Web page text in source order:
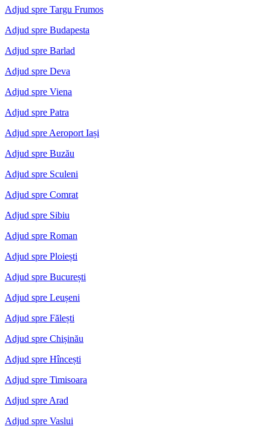
Adjud spre Targu Frumos
Adjud spre Budapesta
Adjud spre Barlad
Adjud spre Deva
Adjud spre Viena
Adjud spre Patra
Adjud spre Aeroport Iași
Adjud spre Buzău
Adjud spre Sculeni
Adjud spre Comrat
Adjud spre Sibiu
Adjud spre Roman
Adjud spre Ploiești
Adjud spre București
Adjud spre Leușeni
Adjud spre Fălești
Adjud spre Chișinău
Adjud spre Hîncești
Adjud spre Timisoara
Adjud spre Arad
Adjud spre Vaslui